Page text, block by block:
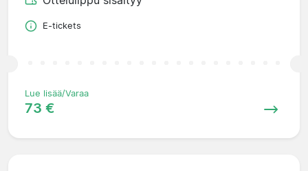
E-tickets
Lue lisää/Varaa
73 €